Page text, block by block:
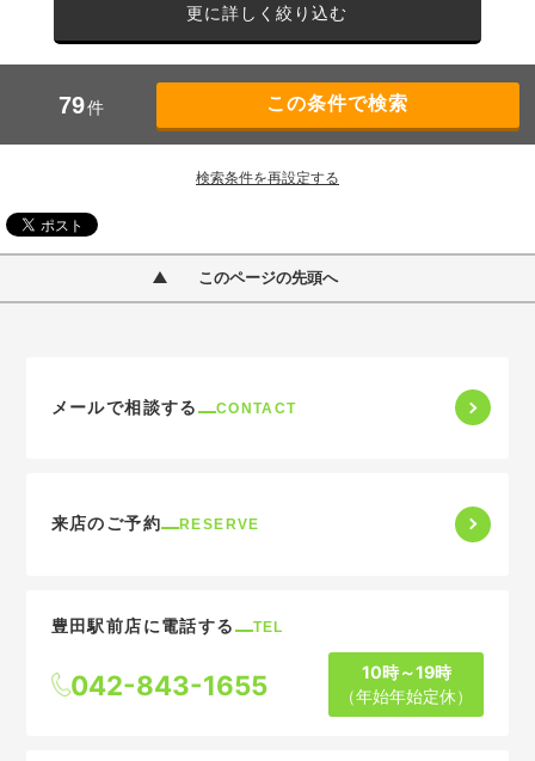
更に詳しく絞り込む
79件
検索条件を再設定する
このページの先頭へ
メールで相談する CONTACT
来店のご予約 RESERVE
豊田駅前店に電話する TEL
042-843-1655
10時～19時
（年始年始定休）